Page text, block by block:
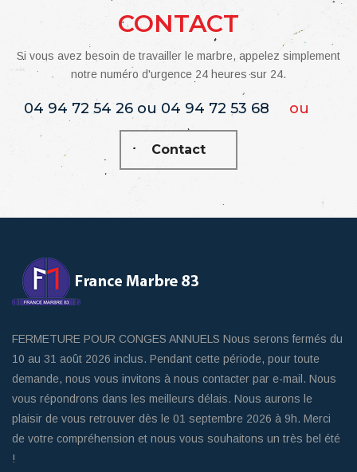
CONTACT
Si vous avez besoin de travailler le marbre, appelez simplement
notre numéro d'urgence 24 heures sur 24.
04 94 72 54 26 ou 04 94 72 53 68 ou
Contact
FERMETURE POUR CONGES ANNUELS Nous serons fermés du
10 au 31 août 2026 inclus. Pendant cette période, pour toute
demande, nous vous invitons à nous contacter par e-mail. Nous
vous répondrons dans les meilleurs délais. Nous aurons le
plaisir de vous retrouver dès le 01 septembre 2026 à 9h. Merci
de votre compréhension et nous vous souhaitons un très bel été
!